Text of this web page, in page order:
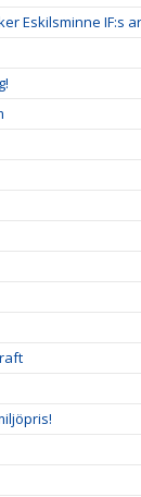
Eskilsminne IF:s